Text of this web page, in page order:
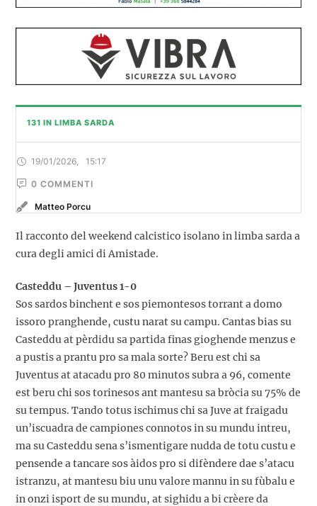
131 IN LIMBA SARDA
19/01/2026 15:17
0 COMMENTI
Matteo Porcu
Il racconto del weekend calcistico isolano in limba sarda a
cura degli amici di Amistade.
Casteddu – Juventus 1-0
Sos sardos binchent e sos piemontesos torrant a domo
issoro pranghende, custu narat su campu. Cantas bias su
Casteddu at pèrdidu sa partida finas gioghende menzus e
a pustis a prantu pro sa mala sorte? Beru est chi sa
Juventus at atacadu pro 80 minutos subra a 96, comente
est beru chi sos torinesos ant mantesu sa bròcia su 75% de
su tempus. Tando totus ischimus chi sa Juve at fraigadu
un’iscuadra de campiones connotos in su mundu intreu,
ma su Casteddu sena s’ismentigare nudda de totu custu e
pensende a tancare sos àidos pro si difèndere dae s’atacu
istranzu, at mantesu biu unu valore mannu in su fùbalu e
in onzi isport de su mundu, at sighidu a bi crèere da